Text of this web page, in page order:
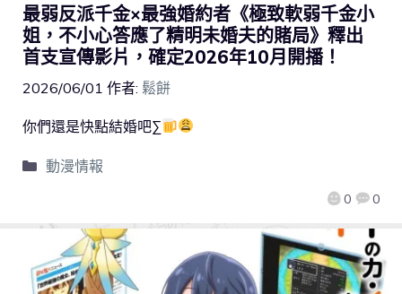
最弱反派千金×最強婚約者《極致軟弱千金小
姐，不小心答應了精明未婚夫的賭局》釋出
首支宣傳影片，確定2026年10月開播！
2026/06/01 作者: 鬆餅
0 0
你們還是快點結婚吧∑
動漫情報